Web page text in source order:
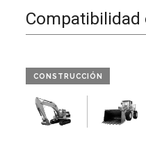
CONSTRUCCIÓN